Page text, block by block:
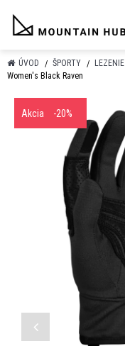
ÚVOD ŠPORTY LEZENIE
Women's Black Raven
Akcia -20%